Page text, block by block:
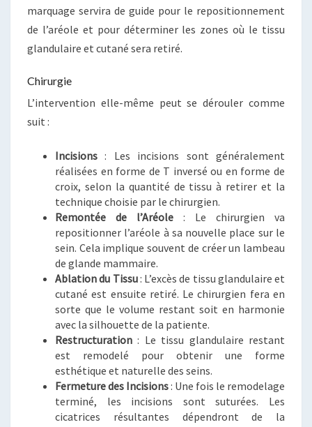
marquage servira de guide pour le repositionnement
de l’aréole et pour déterminer les zones où le tissu
glandulaire et cutané sera retiré.
Chirurgie
L’intervention elle-même peut se dérouler comme
suit :
Incisions : Les incisions sont généralement
réalisées en forme de T inversé ou en forme de
croix, selon la quantité de tissu à retirer et la
technique choisie par le chirurgien.
Remontée de l’Aréole : Le chirurgien va
repositionner l’aréole à sa nouvelle place sur le
sein. Cela implique souvent de créer un lambeau
de glande mammaire.
Ablation du Tissu: L’excès de tissu glandulaire et
cutané est ensuite retiré. Le chirurgien fera en
sorte que le volume restant soit en harmonie
avec la silhouette de la patiente.
Restructuration : Le tissu glandulaire restant
est remodelé pour obtenir une forme
esthétique et naturelle des seins.
Fermeture des Incisions: Une fois le remodelage
terminé, les incisions sont suturées. Les
cicatrices résultantes dépendront de la